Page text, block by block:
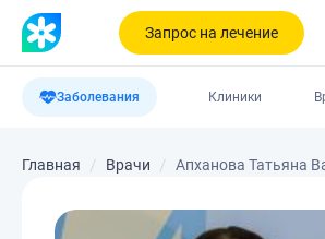
Запрос на лечение
Заболевания Клиники
Главная Врачи Апханова Татьяна